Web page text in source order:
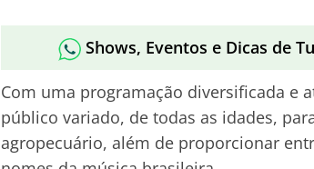
Shows, Eventos e Dicas de
Com uma programação diversificada e
público variado, de todas as idades,
agropecuário, além de proporcionar